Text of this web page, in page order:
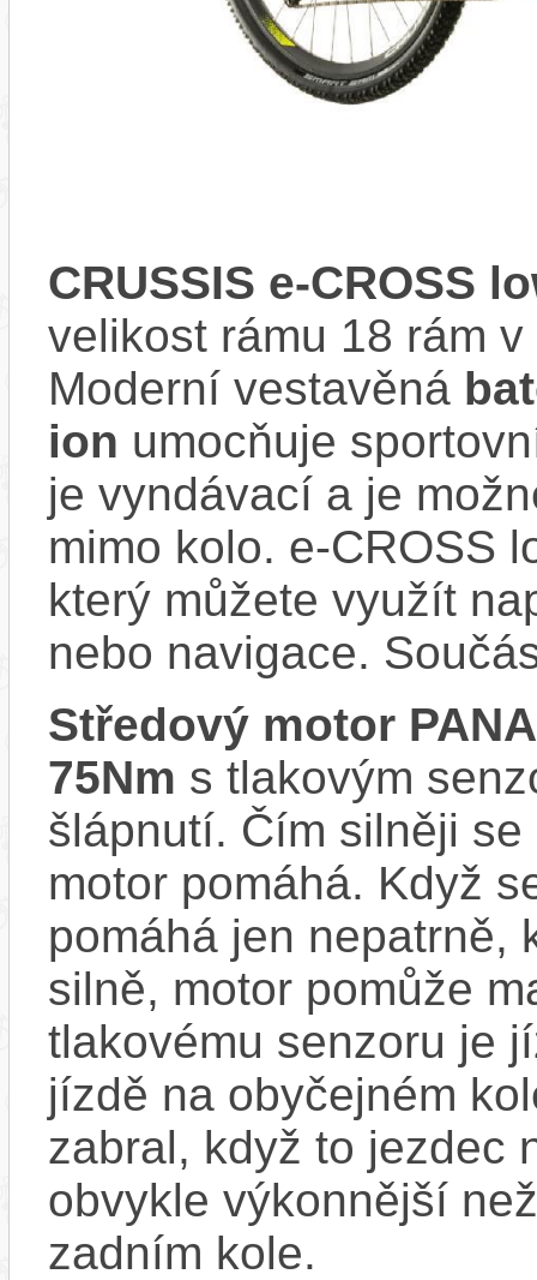
CRUSSIS e-CROSS
velikost rámu 18 rám
Moderní vestavěná
ion umocňuje
je vyndávací a je
mimo kolo. e-CROSS
který můžete využít
nebo navigace.
Středový motor
75Nm s tlakovým
šlápnutí. Čím silněji
motor pomáhá. Když
pomáhá jen nepatrně,
silně, motor pomůže
tlakovému senzoru je
jízdě na obyčejném
zabral, když to jezdec
obvykle výkonnější
zadním kole.